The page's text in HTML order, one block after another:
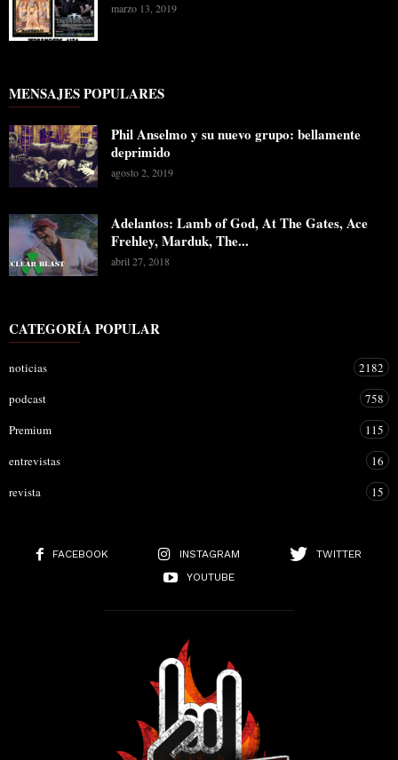
marzo 13, 2019
MENSAJES POPULARES
Phil Anselmo y su nuevo grupo: bellamente
deprimido
agosto 2, 2019
Adelantos: Lamb of God, At The Gates, Ace
Frehley, Marduk, The...
abril 27, 2018
CATEGORÍA POPULAR
noticias
2182
podcast
758
Premium
115
entrevistas
16
revista
15
FACEBOOK INSTAGRAM
TWITTER
YOUTUBE